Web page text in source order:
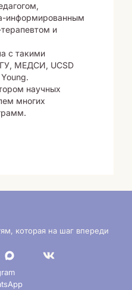
информированным
и
с такими
МЕДСИ, UCSD
научных
многих
которая на шаг впереди